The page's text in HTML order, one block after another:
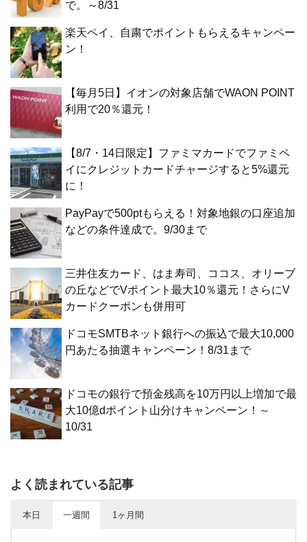
で。～8/31
楽天ペイ、自粛でポイントもらえるキャンペー
ン！
【毎月5日】イオンの対象店舗でWAON POINT
利用で20％還元！
【8/7・14日限定】ファミマカードでファミペ
イにクレジットカードチャージすると5%還元
に！
PayPayで500ptもらえる！対象地銀の口座追加
などの条件達成で。9/30まで
三井住友カード、はま寿司、ココス、オリーブ
の丘などでVポイント最大10％還元！さらにV
カードクーポンも併用可
ドコモSMTBネット銀行への振込で最大10,000
円あたる抽選キャンペーン！8/31まで
ドコモの銀行で預金残高を10万円以上増加で最
大10億dポイント山分けキャンペーン！～
10/31
よく読まれている記事
本日 一週間 1ヶ月間